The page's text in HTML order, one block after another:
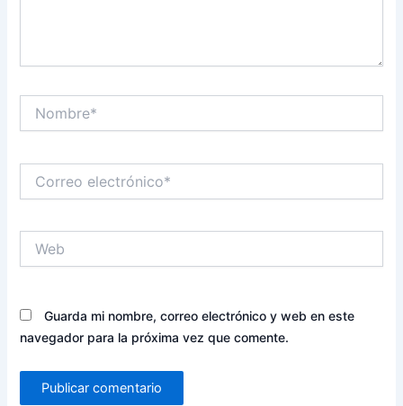
electrónico*
Guarda mi nombre, correo electrónico y web en este
navegador para la próxima vez que comente.